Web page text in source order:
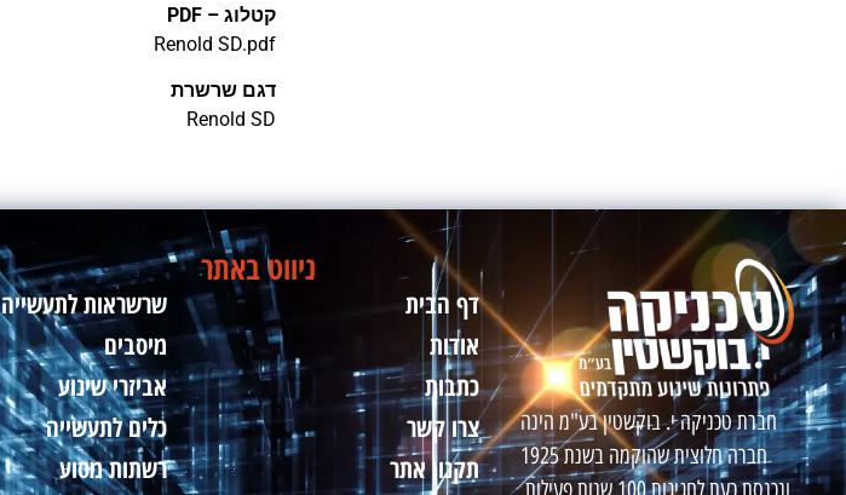
קטלוג – PDF
‏‏Renold SD.pdf
דגם שרשרת
Renold SD
חברת טכניקה י. בוקשטין בע"מ הינה
חברה חלוצית שהוקמה בשנת 1925
ונכנסת כעת לחגיגות 100 שנות פעילות.
ניווט באתר
דף הבית
אודות
כתבות
צרו קשר
תקנון אתר
שרשראות לתעשייה
מיסבים
אביזרי שינוע
כלים לתעשייה
רשתות מסוע